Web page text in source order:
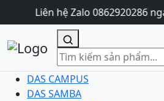
Liên hệ Zalo 0862920286
DAS CAMPUS
DAS SAMBA